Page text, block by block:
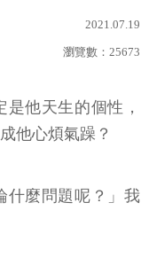
2021.07.19
瀏覽數： 25673
他天生的個性，
他心煩氣躁？
什麼問題呢？」我